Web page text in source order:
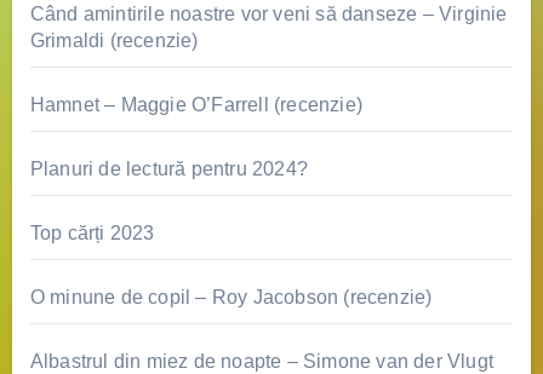
Când amintirile noastre vor veni să danseze – Virginie
Grimaldi (recenzie)
Hamnet – Maggie O’Farrell (recenzie)
Planuri de lectură pentru 2024?
Top cărți 2023
O minune de copil – Roy Jacobson (recenzie)
Albastrul din miez de noapte – Simone van der Vlugt